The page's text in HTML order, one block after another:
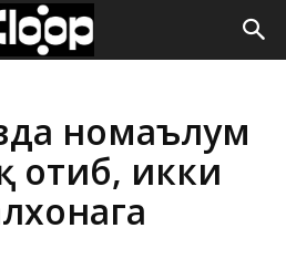
номаълум
отиб, икки